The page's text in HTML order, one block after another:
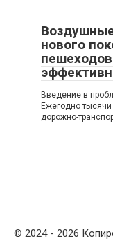
нового
Введение в
Ежегодно
дорожно-
© 2024 - 2026